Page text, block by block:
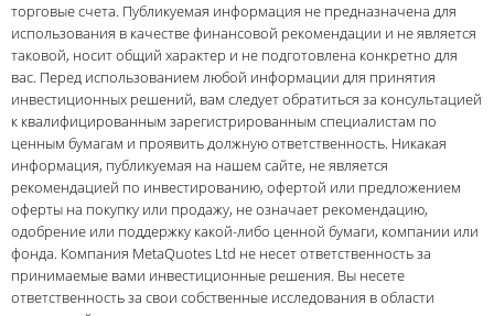
торговые счета. Публикуемая информация не предназначена для
использования в качестве финансовой рекомендации и не является
таковой, носит общий характер и не подготовлена конкретно для
вас. Перед использованием любой информации для принятия
инвестиционных решений, вам следует обратиться за консультацией
к квалифицированным зарегистрированным специалистам по
ценным бумагам и проявить должную ответственность. Никакая
информация, публикуемая на нашем сайте, не является
рекомендацией по инвестированию, офертой или предложением
оферты на покупку или продажу, не означает рекомендацию,
одобрение или поддержку какой-либо ценной бумаги, компании или
фонда. Компания MetaQuotes Ltd не несет ответственность за
принимаемые вами инвестиционные решения. Вы несете
ответственность за свои собственные исследования в области